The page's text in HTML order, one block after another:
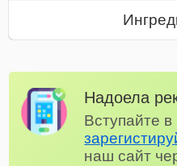
Надоела
Вступайте
наш сайт